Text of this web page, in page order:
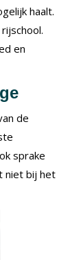
haalt.
en
de
sprake
niet bij het